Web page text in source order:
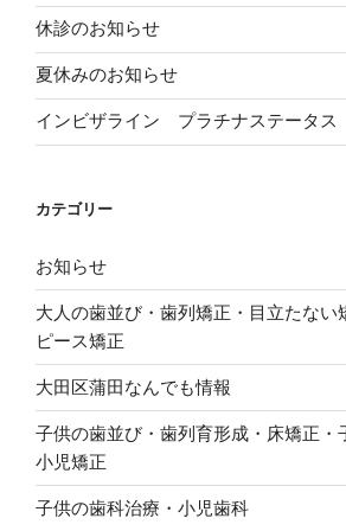
)
休診のお知らせ
夏休みのお知らせ
インビザライン プラチナステータス
カテゴリー
お知らせ
大人の歯並び・歯列矯正・目立たない
ピース矯正
大田区蒲田なんでも情報
子供の歯並び・歯列育形成・床矯正・
小児矯正
子供の歯科治療・小児歯科